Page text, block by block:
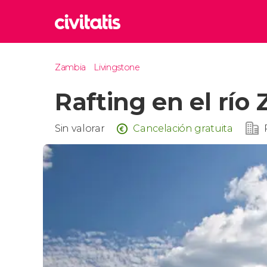
Reino
Reino
Turquía
Zambia Livingstone
Rafting en el río
Sin valorar Cancelación gratuita